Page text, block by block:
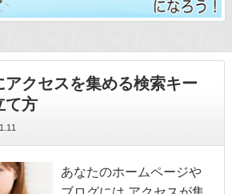
クセスを集める検索キー
て方
あなたのホームページや